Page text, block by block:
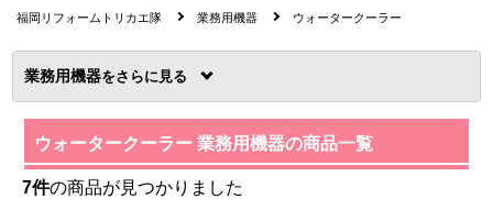
福岡リフォームトリカエ隊 業務用機器 ウォータークーラー
業務用機器を
ウォータークーラー 業務用機器の商品一覧
7件の商品が見つかりました